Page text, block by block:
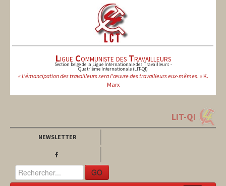
Ligue Communiste des Travailleurs
Section belge de la Ligue Internationale des Travailleurs -
Quatrième Internationale (LIT-QI)
« L'émancipation des travailleurs sera l'œuvre des travailleurs eux-mêmes. »K.
Marx
LIT-QI
NEWSLETTER
GO